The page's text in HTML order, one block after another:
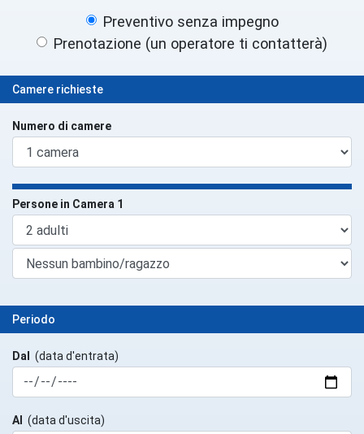
Preventivo senza impegno
Prenotazione (un operatore ti contatterà)
Camere richieste
Numero di camere
Persone in Camera 1
Periodo
Dal (data d'entrata)
Al (data d'uscita)